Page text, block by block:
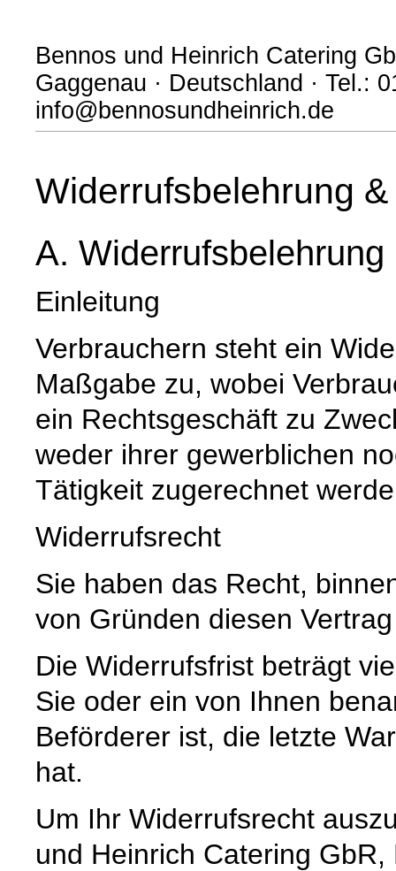
Bennos und Heinrich Catering
Gaggenau · Deutschland · Tel.:
info@bennosundheinrich.de
Widerrufsbelehrung
A. Widerrufsbelehrung
Einleitung
Verbrauchern steht ein
Maßgabe zu, wobei
ein Rechtsgeschäft zu
weder ihrer gewerblichen
Tätigkeit zugerechnet
Widerrufsrecht
Sie haben das Recht,
von Gründen diesen
Die Widerrufsfrist beträgt
Sie oder ein von Ihnen
Beförderer ist, die letzte
hat.
Um Ihr Widerrufsrecht
und Heinrich Catering